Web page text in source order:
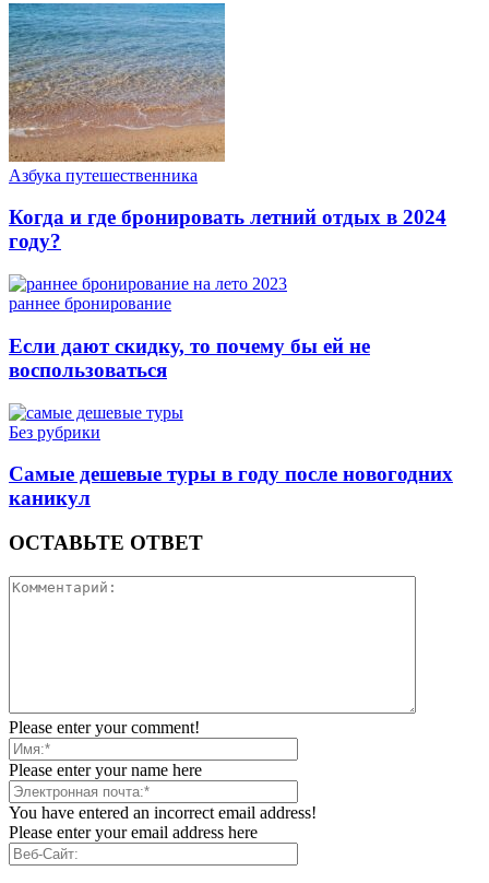
Азбука путешественника
Когда и где бронировать летний отдых в 2024
году?
раннее бронирование
Если дают скидку, то почему бы ей не
воспользоваться
Без рубрики
Самые дешевые туры в году после новогодних
каникул
ОСТАВЬТЕ ОТВЕТ
Please enter your comment!
Please enter your name here
You have entered an incorrect email address!
Please enter your email address here